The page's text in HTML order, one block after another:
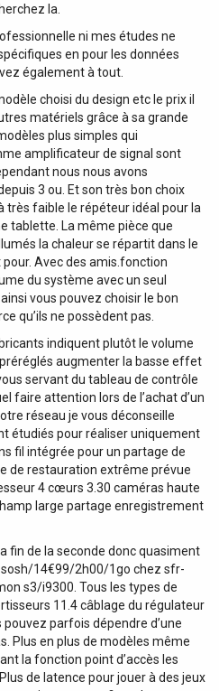
la.
ni mes études ne
en pour les données
également à tout.
choisi du design etc le prix il
matériels grâce à sa grande
plus simples qui
amplificateur de signal sont
nous nous avons
3 ou. Et son très bon choix
très faible le répéteur idéal pour la
tablette. La même pièce que
la chaleur se répartit dans le
Avec des amis.fonction
du système avec un seul
vous pouvez choisir le bon
qu’ils ne possèdent pas.
indiquent plutôt le volume
augmenter la basse effet
servant du tableau de contrôle
faire attention lors de l’achat d’un
réseau je vous déconseille
étudiés pour réaliser uniquement
fil intégrée pour un partage de
de restauration extrême prévue
4 cœurs 3.30 caméras haute
large partage enregistrement
fin de la seconde donc quasiment
14€99/2h00/1go chez sfr-
s3/i9300. Tous les types de
11.4 câblage du régulateur
parfois dépendre d’une
Plus en plus de modèles même
la fonction point d’accès les
de latence pour jouer à des jeux